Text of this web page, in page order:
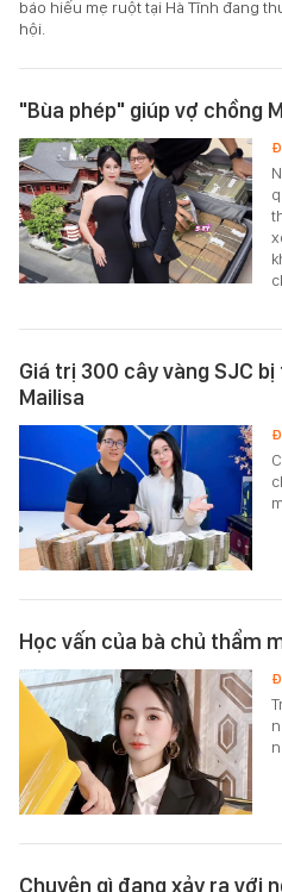
báo hiếu mẹ ruột tại Hà Tĩnh đang
hội.
"Bùa phép" giúp vợ chồng
Giá trị 300 cây vàng SJC
Mailisa
Học vấn của bà chủ thẩm
Chuyện gì đang xảy ra với